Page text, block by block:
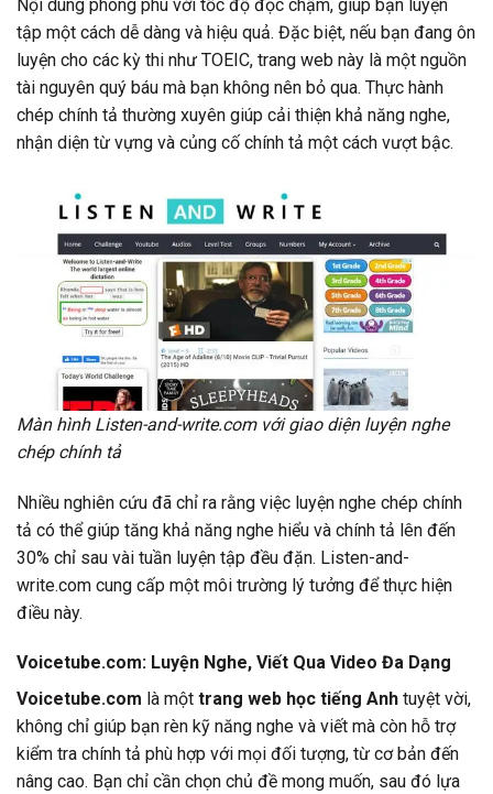
Nội dung phong phú với tốc độ đọc chậm, giúp bạn luyện
tập một cách dễ dàng và hiệu quả. Đặc biệt, nếu bạn đang ôn
luyện cho các kỳ thi như TOEIC, trang web này là một nguồn
tài nguyên quý báu mà bạn không nên bỏ qua. Thực hành
chép chính tả thường xuyên giúp cải thiện khả năng nghe,
nhận diện từ vựng và củng cố chính tả một cách vượt bậc.
Màn hình Listen-and-write.com với giao diện luyện nghe
chép chính tả
Nhiều nghiên cứu đã chỉ ra rằng việc luyện nghe chép chính
tả có thể giúp tăng khả năng nghe hiểu và chính tả lên đến
30% chỉ sau vài tuần luyện tập đều đặn. Listen-and-
write.com cung cấp một môi trường lý tưởng để thực hiện
điều này.
Voicetube.com: Luyện Nghe, Viết Qua Video Đa Dạng
Voicetube.com là một trang web học tiếng Anh tuyệt vời,
không chỉ giúp bạn rèn kỹ năng nghe và viết mà còn hỗ trợ
kiểm tra chính tả phù hợp với mọi đối tượng, từ cơ bản đến
nâng cao. Bạn chỉ cần chọn chủ đề mong muốn, sau đó lựa